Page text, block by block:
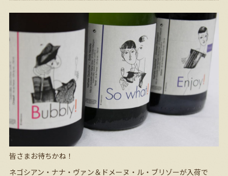
皆さまお待ちかね！
ネゴシアン・ナナ・ヴァン＆ドメーヌ・ル・ブリゾーが入荷で